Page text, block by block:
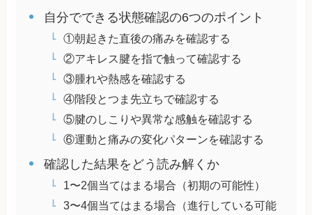
自分でできる状態確認の6つのポイント
①朝起きた直後の痛みを確認する
②アキレス腱を指で触って確認する
③腫れや熱感を確認する
④階段とつま先立ちで確認する
⑤腱のしこりや異常な感触を確認する
⑥運動と痛みの変化パターンを確認する
確認した結果をどう読み解くか
1〜2個当てはまる場合（初期の可能性）
3〜4個当てはまる場合（進行している可能